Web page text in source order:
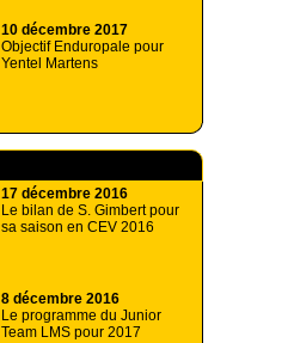
10 décembre 2017
Objectif Enduropale pour
Yentel Martens
17 décembre 2016
Le bilan de S. Gimbert pour
sa saison en CEV 2016
8 décembre 2016
Le programme du Junior
Team LMS pour 2017